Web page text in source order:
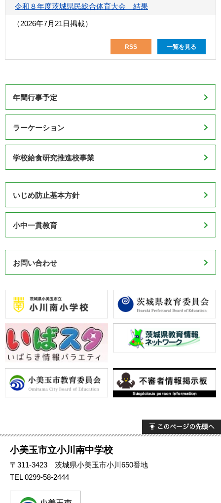
（2026年7月6日掲載）
中央地区総合体育大会 ４日目結果
RSS 一覧を見る
令和８年度茨城県民総合体育大会 結果
（2026年7月21日掲載）
英語プレゼンテーションフォーラム・吹奏楽部壮行会・夏季
休業前集会
学校だより
いじめ防止教室 【1年生】
県立高校説明会【3年生】
中央地区総合体育大会 5日目 結果
（2026年7月6日掲載）
中央地区総合体育大会 ４日目結果
年間行事予定
ラーケーション
学校給食研究推進校事業
いじめ防止基本方針
小中一貫教育
お問い合わせ
小美玉市立小川南中学校
〒311-3423 茨城県小美玉市小川650番地
TEL0299-58-2444